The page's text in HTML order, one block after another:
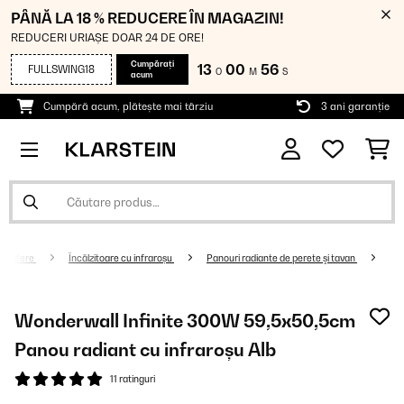
PÂNĂ LA 18 % REDUCERE ÎN MAGAZIN!
REDUCERI URIAȘE DOAR 24 DE ORE!
FULLSWING18
Cumpărați
acum
13 O 00 M 55 S
Cumpără acum, plătește mai târziu 3 ani garanție
Încălzitoare cu infraroșu Panouri radiante de perete şi tavan
Wonderwall Infinite 300W 59,5x50,5cm
Panou radiant cu infraroșu Alb
11 ratinguri